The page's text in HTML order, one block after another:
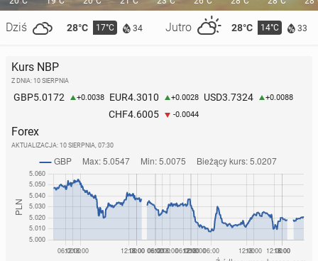
Dziś 28°C 17°C 34 Jutro 28°C 14°C 33
Kurs NBP
Z DNIA: 10 SIERPNIA
GBP5.0172 +0.0038 EUR4.3010 +0.0028 USD3.7324 +0.0088
CHF4.6005 -0.0044
Forex
AKTUALIZACJA: 10 SIERPNIA, 07:30